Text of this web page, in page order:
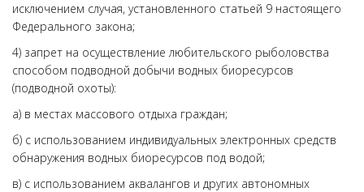
исключением случая, установленного статьей 9 настоящего
Федерального закона;
4) запрет на осуществление любительского рыболовства
способом подводной добычи водных биоресурсов
(подводной охоты):
а) в местах массового отдыха граждан;
б) с использованием индивидуальных электронных средств
обнаружения водных биоресурсов под водой;
в) с использованием аквалангов и других автономных